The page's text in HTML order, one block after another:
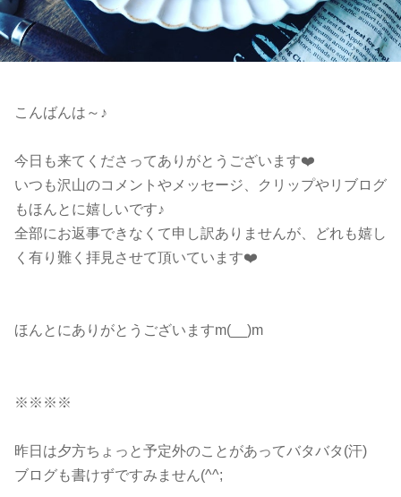
こんばんは～♪
今日も来てくださってありがとうございます❤️
いつも沢山のコメントやメッセージ、クリップやリブログ
もほんとに嬉しいです♪
全部にお返事できなくて申し訳ありませんが、どれも嬉し
く有り難く拝見させて頂いています❤️
ほんとにありがとうございますm(__)m
※※※※
昨日は夕方ちょっと予定外のことがあってバタバタ(汗)
ブログも書けずですみません(^^;